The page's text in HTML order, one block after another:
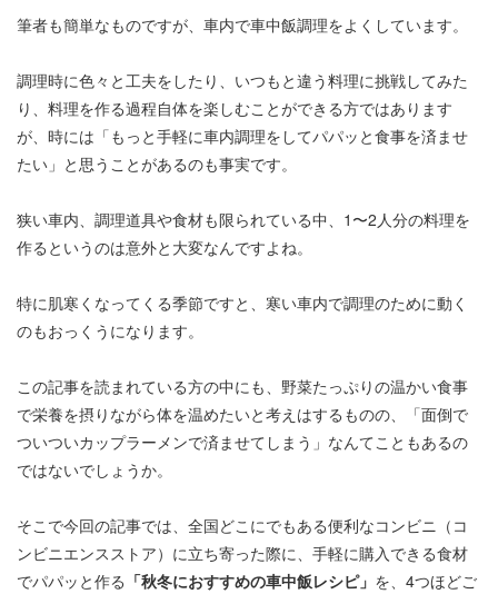
筆者も簡単なものですが、車内で車中飯調理をよくしています。
調理時に色々と工夫をしたり、いつもと違う料理に挑戦してみた
り、料理を作る過程自体を楽しむことができる方ではあります
が、時には「もっと手軽に車内調理をしてパパッと食事を済ませ
たい」と思うことがあるのも事実です。
狭い車内、調理道具や食材も限られている中、1〜2人分の料理を
作るというのは意外と大変なんですよね。
特に肌寒くなってくる季節ですと、寒い車内で調理のために動く
のもおっくうになります。
この記事を読まれている方の中にも、野菜たっぷりの温かい食事
で栄養を摂りながら体を温めたいと考えはするものの、「面倒で
ついついカップラーメンで済ませてしまう」なんてこともあるの
ではないでしょうか。
そこで今回の記事では、全国どこにでもある便利なコンビニ（コ
ンビニエンスストア）に立ち寄った際に、手軽に購入できる食材
でパパッと作る 「秋冬におすすめの車中飯レシピ」 を、4つほどご